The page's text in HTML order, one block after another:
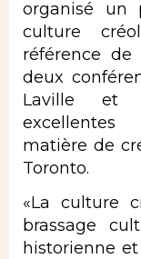
organisé un
culture
référence
deux
Laville et
excellentes
matière de
Toronto.
«La culture
brassage
historienne